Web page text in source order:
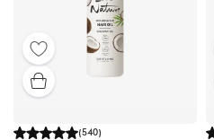
(540)